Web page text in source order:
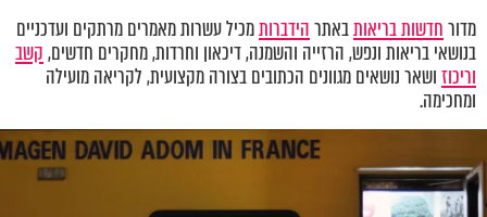
מדורחדשות בריאותבאתרהידברותמכיל עשרות מאמרים מרתקים ועדכניים
בנושאי בריאות ונפש,הרזייה והשמנה, דיכאון וחרדות,מחקרים חדשים,קשב
וריכוזושאר נושאים מגוונים הכתובים בצורה מקצועית, לקריאה מועילה
ומחכימה.